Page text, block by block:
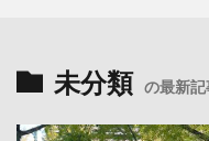
未分類 の最新